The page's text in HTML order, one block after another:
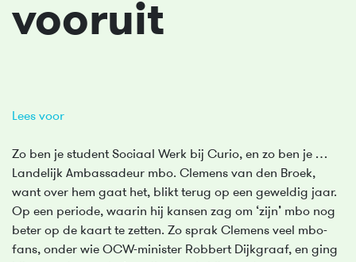
vooruit
Lees voor
Zo ben je student Sociaal Werk bij Curio, en zo ben je …
Landelijk Ambassadeur mbo. Clemens van den Broek,
want over hem gaat het, blikt terug op een geweldig jaar.
Op een periode, waarin hij kansen zag om ‘zijn’ mbo nog
beter op de kaart te zetten. Zo sprak Clemens veel mbo-
fans, onder wie OCW-minister Robbert Dijkgraaf, en ging